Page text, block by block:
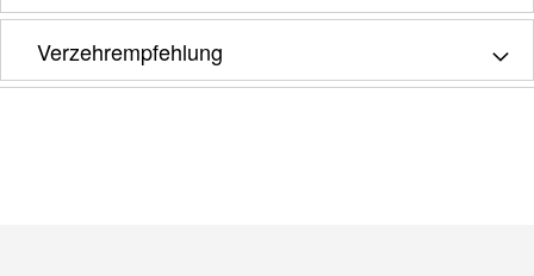
Verzehrempfehlung